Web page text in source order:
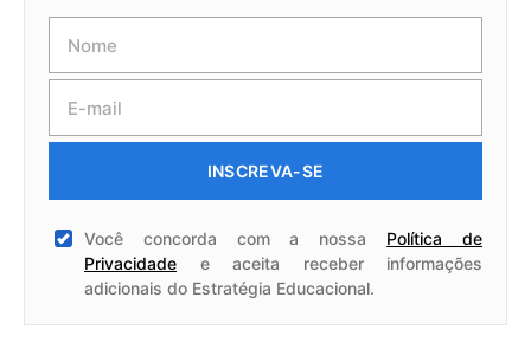
INSCREVA-SE
Você concorda com a nossa Política de
Privacidade e aceita receber informações
adicionais do Estratégia Educacional.